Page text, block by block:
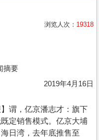
浏览人次： 19318
摘要
2019年4月16日
】谓，亿京潘志才：旗下
定销售模式。亿京大埔
日湾，去年底推售至